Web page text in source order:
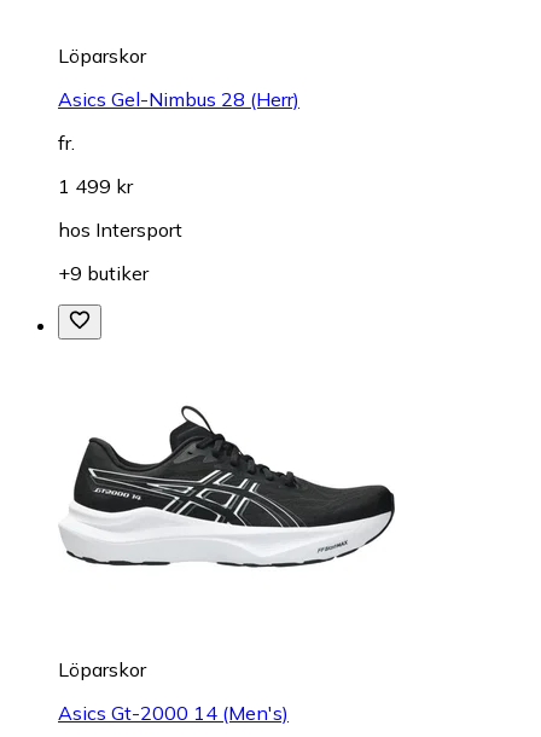
Löparskor
Asics Gel-Nimbus 28 (Herr)
fr.
1 499 kr
hos Intersport
+9 butiker
Löparskor
Asics Gt-2000 14 (Men's)